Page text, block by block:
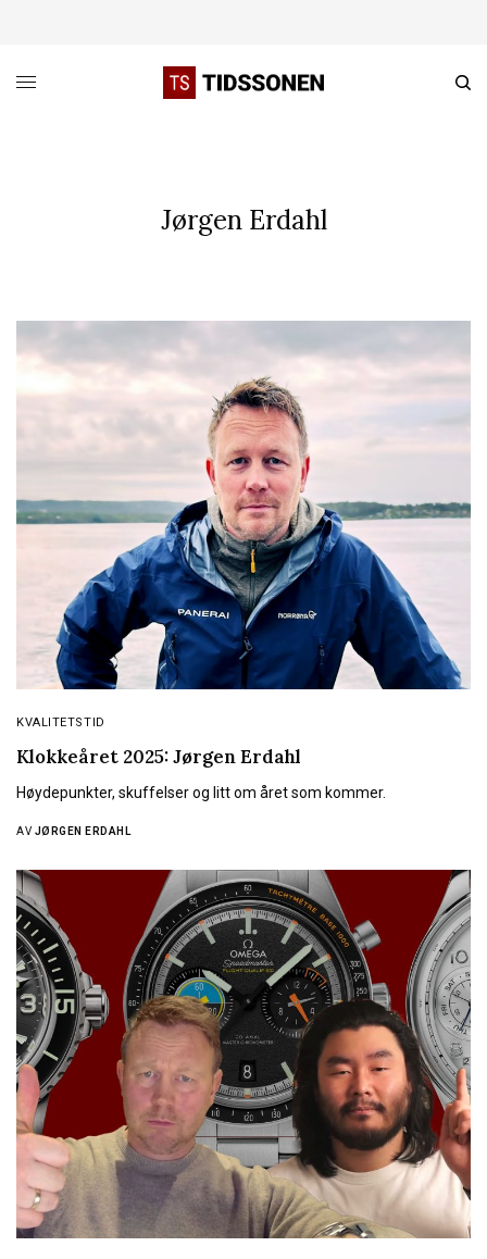
Jørgen Erdahl
KVALITETSTID
Klokkeåret 2025: Jørgen Erdahl
Høydepunkter, skuffelser og litt om året som kommer.
AV JØRGEN ERDAHL